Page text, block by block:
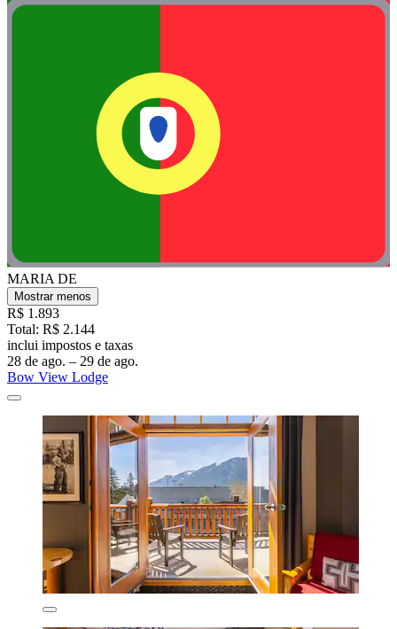
MARIA DE
Mostrar menos
R$ 1.893
Total: R$ 2.144
inclui impostos e taxas
28 de ago. – 29 de ago.
Bow View Lodge